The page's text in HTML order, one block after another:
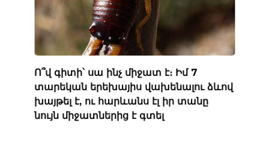
Ո՞վ գիտի՝ սա ինչ միջատ է։ Իմ 7
տարեկան երեխայիս վախենալու ձևով
խայթել է, ու հարևանս էլ իր տանը
նույն միջատներից է գտել